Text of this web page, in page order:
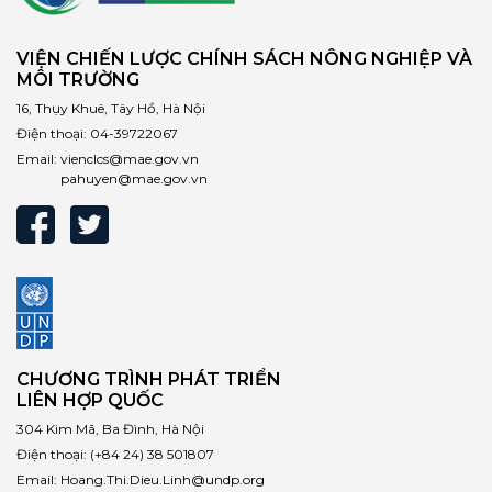
VIỆN CHIẾN LƯỢC CHÍNH SÁCH NÔNG NGHIỆP VÀ
MÔI TRƯỜNG
16, Thụy Khuê, Tây Hồ, Hà Nội
Điện thoại: 04-39722067
Email: vienclcs@mae.gov.vn
pahuyen@mae.gov.vn
CHƯƠNG TRÌNH PHÁT TRIỂN
LIÊN HỢP QUỐC
304 Kim Mã, Ba Đình, Hà Nội
Điện thoại: (+84 24) 38 501807
Email: Hoang.Thi.Dieu.Linh@undp.org